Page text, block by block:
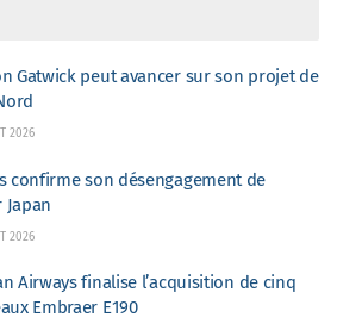
Gatwick peut avancer sur son projet de
2026
confirme son désengagement de
Japan
2026
Airways finalise l’acquisition de cinq
Embraer E190